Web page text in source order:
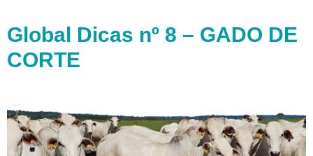
Global Dicas nº 8 – GADO DE
CORTE